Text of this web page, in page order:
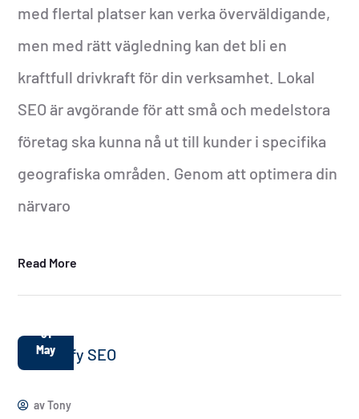
med flertal platser kan verka överväldigande,
men med rätt vägledning kan det bli en
kraftfull drivkraft för din verksamhet. Lokal
SEO är avgörande för att små och medelstora
företag ska kunna nå ut till kunder i specifika
geografiska områden. Genom att optimera din
närvaro
Read More
31
May
avTony